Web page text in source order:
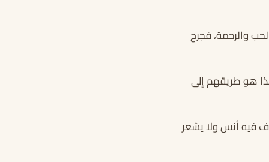
والرحمة، فجرح
هو طريقهم إلى
فيه أنس ولا يشعر